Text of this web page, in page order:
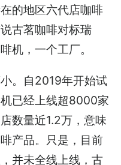
的地区六代店咖啡
古茗咖啡对标瑞
机，一个工厂。
。自2019年开始试
已经上线超8000家
数量近1.2万，意味
产品。只是，目前
并未全线上线，古